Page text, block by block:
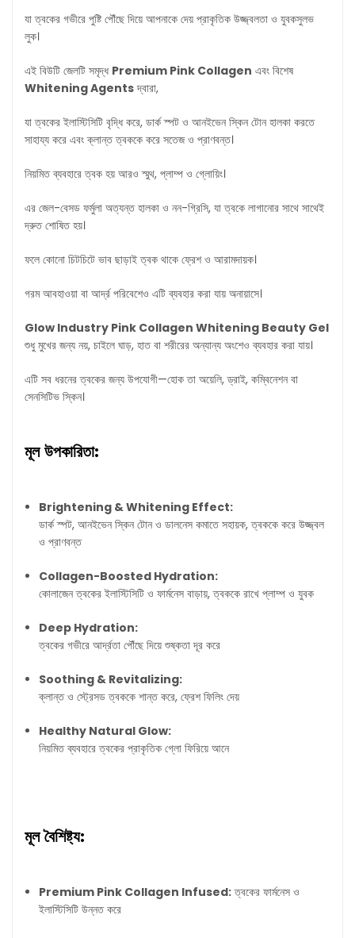
যা ত্বকের গভীরে পুষ্টি পৌঁছে দিয়ে আপনাকে দেয় প্রাকৃতিক উজ্জ্বলতা ও যুবকসুলভ
লুক।
এই বিউটি জেলটি সমৃদ্ধ Premium Pink Collagen এবং বিশেষ
Whitening Agentsদ্বারা,
যা ত্বকের ইলাস্টিসিটি বৃদ্ধি করে, ডার্ক স্পট ও আনইভেন স্কিন টোন হালকা করতে
সাহায্য করে এবং ক্লান্ত ত্বককে করে সতেজ ও প্রাণবন্ত।
নিয়মিত ব্যবহারে ত্বক হয় আরও স্মুথ, প্লাম্প ও গ্লোয়িং।
এর জেল-বেসড ফর্মুলা অত্যন্ত হালকা ও নন-গ্রিসি, যা ত্বকে লাগানোর সাথে সাথেই
দ্রুত শোষিত হয়।
ফলে কোনো চিটচিটে ভাব ছাড়াই ত্বক থাকে ফ্রেশ ও আরামদায়ক।
গরম আবহাওয়া বা আর্দ্র পরিবেশেও এটি ব্যবহার করা যায় অনায়াসে।
Glow Industry Pink Collagen Whitening Beauty Gel
শুধু মুখের জন্য নয়, চাইলে ঘাড়, হাত বা শরীরের অন্যান্য অংশেও ব্যবহার করা যায়।
এটি সব ধরনের ত্বকের জন্য উপযোগী—হোক তা অয়েলি, ড্রাই, কম্বিনেশন বা
সেনসিটিভ স্কিন।
মূল উপকারিতা:
Brightening & Whitening Effect:
ডার্ক স্পট, আনইভেন স্কিন টোন ও ডালনেস কমাতে সহায়ক, ত্বককে করে উজ্জ্বল
ও প্রাণবন্ত
Collagen-Boosted Hydration:
কোলাজেন ত্বকের ইলাস্টিসিটি ও ফার্মনেস বাড়ায়, ত্বককে রাখে প্লাম্প ও যুবক
Deep Hydration:
ত্বকের গভীরে আর্দ্রতা পৌঁছে দিয়ে শুষ্কতা দূর করে
Soothing & Revitalizing:
ক্লান্ত ও স্ট্রেসড ত্বককে শান্ত করে, ফ্রেশ ফিলিং দেয়
Healthy Natural Glow:
নিয়মিত ব্যবহারে ত্বকের প্রাকৃতিক গ্লো ফিরিয়ে আনে
মূল বৈশিষ্ট্য:
Premium Pink Collagen Infused:ত্বকের ফার্মনেস ও
ইলাস্টিসিটি উন্নত করে